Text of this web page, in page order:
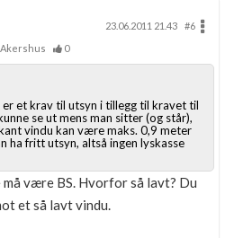
23.06.2011 21.43
#6
0
et krav til utsyn i tillegg til kravet til
se ut mens man sitter (og står),
vindu kan være maks. 0,9 meter
ha fritt utsyn, altså ingen lyskasse
være BS. Hvorfor så lavt? Du
et så lavt vindu.